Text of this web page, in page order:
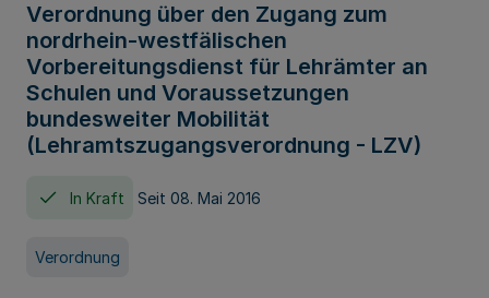
Verordnung über den Zugang zum
nordrhein-westfälischen
Vorbereitungsdienst für Lehrämter an
Schulen und Voraussetzungen
bundesweiter Mobilität
(Lehramtszugangsverordnung - LZV)
In Kraft Seit 08. Mai 2016
Verordnung